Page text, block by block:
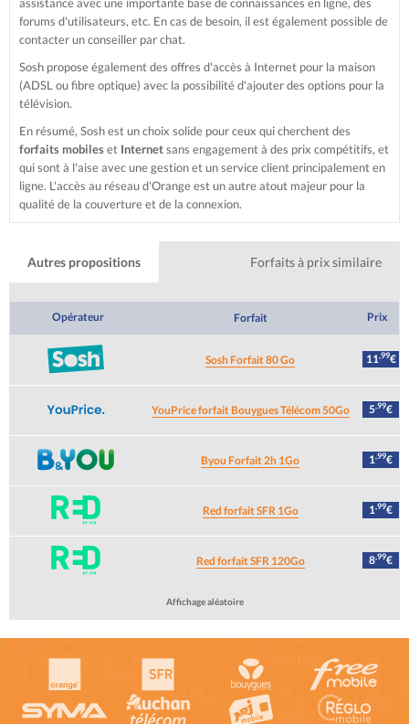
forums d'utilisateurs, etc. En cas de besoin, il est également possible de
contacter un conseiller par chat.
Sosh propose également des offres d'accès à Internet pour la maison
(ADSL ou fibre optique) avec la possibilité d'ajouter des options pour la
télévision.
En résumé, Sosh est un choix solide pour ceux qui cherchent des
forfaits mobileset Internetsans engagement à des prix compétitifs, et
qui sont à l'aise avec une gestion et un service client principalement en
ligne. L'accès au réseau d'Orange est un autre atout majeur pour la
qualité de la couverture et de la connexion.
Autres propositions Forfaits à prix similaire
Opérateur Forfait Prix
Sosh Forfait 80 Go 11,99€
YouPrice forfait Bouygues Télécom 50Go 5,99€
Byou Forfait 2h 1Go 1,99€
Red forfait SFR 1Go 1,99€
Red forfait SFR 120Go 8,99€
Affichage aléatoire